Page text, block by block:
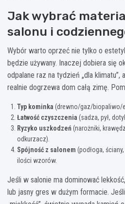
Jak wybrać
salonu i
Wybór warto oprzeć nie tylko o
będzie używany. Inaczej dobiera się
odpalane raz na tydzień „dla
realnie dogrzewa dom całą zimę.
Typ kominka (drewno/gaz/biopaliwo/
Łatwość czyszczenia (sadza, pył,
Ryzyko uszkodzeń(narożniki,
odkurzacz).
Spójność z salonem (podłoga,
ilości wzorów.
Jeśli w salonie ma dominować
lub jasny gres w dużym formacie.